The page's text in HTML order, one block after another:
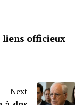
liens officieux
Next